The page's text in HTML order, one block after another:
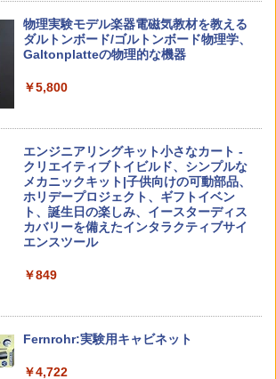
カウンセリングとは何か 変化するという
こと (講談社現代新書 2787)
「ことばで伝える」ができない子どもた
ち 誰が〈ことばの力〉を育てるのか
￥1,870
ゼロからわかる！ みるみる図形に強く
￥1,430
【くもん出版公式特別セット】くもん出
版(KUMON PUBLISHING) くもんの日本
知育玩具 おもちゃ 5歳以上 KUMON PN-
￥4,046
Amazon Fire HD 10 キッズプロ (10イン
チ) ディズニー スティッチ エディション
対象年齢6歳から 数千点のキッズコンテ
ンツが1年間使い放題
￥26,980
くもん出版(KUMON PUBLISHING) ロジ
上 KUMON LK-10
￥4,290
戦！編
￥1,320
OK（重版：10月上旬発送） (TJMOOK)
物理実験モデル楽器電磁気教材を教える
ダルトンボード/ゴルトンボード物理学、
Galtonplatteの物理的な機器
￥5,800
エンジニアリングキット小さなカート -
クリエイティブトイビルド、シンプルな
メカニックキット|子供向けの可動部品、
ホリデープロジェクト、ギフトイベン
ト、誕生日の楽しみ、イースターディス
カバリーを備えたインタラクティブサイ
エンスツール
￥849
Fernrohr:実験用キャビネット
￥4,722